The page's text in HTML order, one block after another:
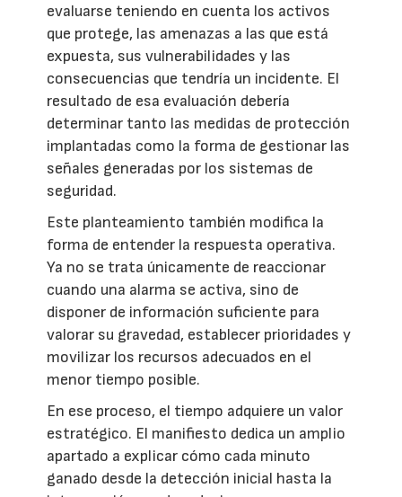
evaluarse teniendo en cuenta los activos
que protege, las amenazas a las que está
expuesta, sus vulnerabilidades y las
consecuencias que tendría un incidente. El
resultado de esa evaluación debería
determinar tanto las medidas de protección
implantadas como la forma de gestionar las
señales generadas por los sistemas de
seguridad.
Este planteamiento también modifica la
forma de entender la respuesta operativa.
Ya no se trata únicamente de reaccionar
cuando una alarma se activa, sino de
disponer de información suficiente para
valorar su gravedad, establecer prioridades y
movilizar los recursos adecuados en el
menor tiempo posible.
En ese proceso, el tiempo adquiere un valor
estratégico. El manifiesto dedica un amplio
apartado a explicar cómo cada minuto
ganado desde la detección inicial hasta la